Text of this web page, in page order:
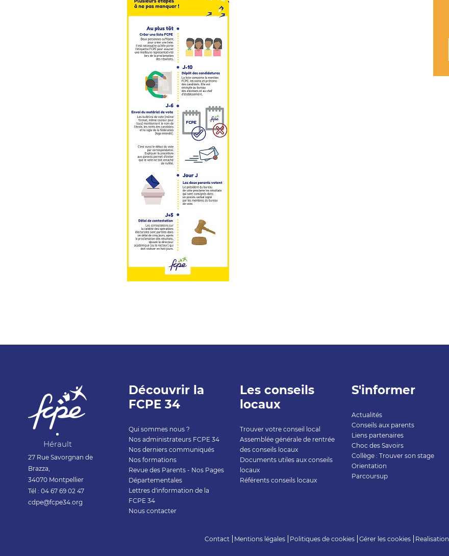
Hérault
27 Rue Savorgnan de
Brazza,
34070 Montpellier
Tél : 04 67 69 02 47
cdpe@fcpe34.org
Découvrir la
FCPE 34
Qui sommes nous ?
Nos administrateurs FCPE 34
Nos derniers communiqués
Nos formations
Revue des Parents - Nos Pages
Départementales
Lettres d'information de la
FCPE 34
Nous contacter
Les conseils
locaux
Trouver votre conseil local
Assemblée générale de rentrée
des conseils locaux
Documents utiles aux conseils
locaux
Référents conseils locaux
S'informer
Actualités
Conseils aux parents
Liens partenaires
Choc des Savoirs
Collège : Trouver son stage
Orientation
Parcoursup
Contact Mentions légales Politiques de cookies Gérer les cookies Realisation